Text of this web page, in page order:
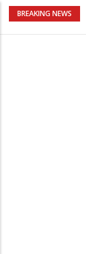
BREAKING NEWS